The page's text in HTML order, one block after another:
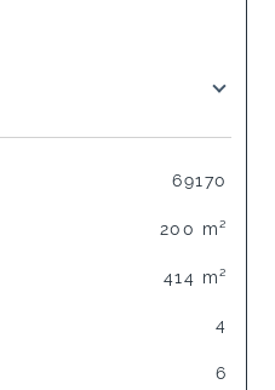
69170
200 m²
414 m²
4
6